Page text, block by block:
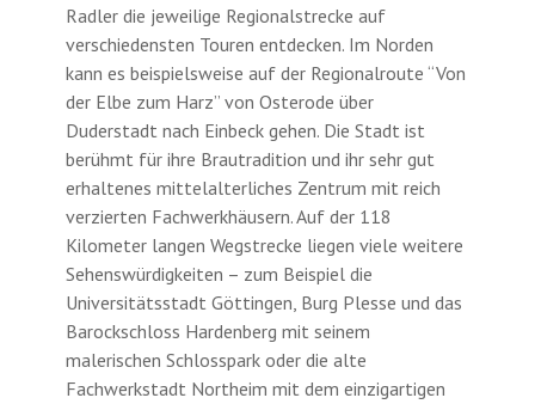
Radler die jeweilige Regionalstrecke auf
verschiedensten Touren entdecken. Im Norden
kann es beispielsweise auf der Regionalroute “Von
der Elbe zum Harz” von Osterode über
Duderstadt nach Einbeck gehen. Die Stadt ist
berühmt für ihre Brautradition und ihr sehr gut
erhaltenes mittelalterliches Zentrum mit reich
verzierten Fachwerkhäusern. Auf der 118
Kilometer langen Wegstrecke liegen viele weitere
Sehenswürdigkeiten – zum Beispiel die
Universitätsstadt Göttingen, Burg Plesse und das
Barockschloss Hardenberg mit seinem
malerischen Schlosspark oder die alte
Fachwerkstadt Northeim mit dem einzigartigen